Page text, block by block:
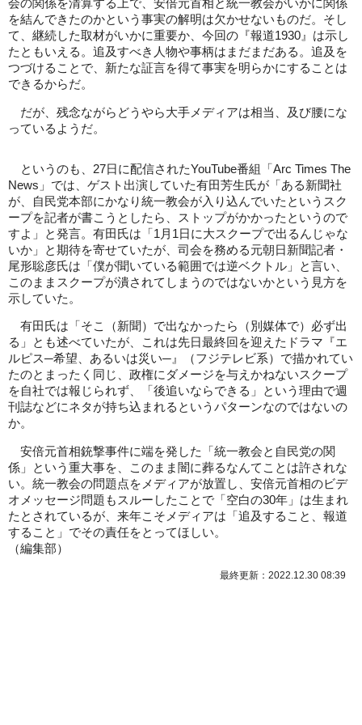
会の関係を清算する上で、安倍元首相と統一教会がいかに関係
を結んできたのかという事実の解明は欠かせないものだ。そし
て、継続した取材がいかに重要か、今回の『報道1930』は示し
たともいえる。追及すべき人物や事柄はまだまだある。追及を
つづけることで、新たな証言を得て事実を明らかにすることは
できるからだ。
だが、残念ながらどうやら大手メディアは相当、及び腰にな
っているようだ。
というのも、27日に配信されたYouTube番組「Arc Times The
News」では、ゲスト出演していた有田芳生氏が「ある新聞社
が、自民党本部にかなり統一教会が入り込んでいたというスク
ープを記者が書こうとしたら、ストップがかかったというので
すよ」と発言。有田氏は「1月1日に大スクープで出るんじゃな
いか」と期待を寄せていたが、司会を務める元朝日新聞記者・
尾形聡彦氏は「僕が聞いている範囲では逆ベクトル」と言い、
このままスクープが潰されてしまうのではないかという見方を
示していた。
有田氏は「そこ（新聞）で出なかったら（別媒体で）必ず出
る」とも述べていたが、これは先日最終回を迎えたドラマ『エ
ルピス─希望、あるいは災い─』（フジテレビ系）で描かれてい
たのとまったく同じ、政権にダメージを与えかねないスクープ
を自社では報じられず、「後追いならできる」という理由で週
刊誌などにネタが持ち込まれるというパターンなのではないの
か。
安倍元首相銃撃事件に端を発した「統一教会と自民党の関
係」という重大事を、このまま闇に葬るなんてことは許されな
い。統一教会の問題点をメディアが放置し、安倍元首相のビデ
オメッセージ問題もスルーしたことで「空白の30年」は生まれ
たとされているが、来年こそメディアは「追及すること、報道
すること」でその責任をとってほしい。
（編集部）
最終更新：2022.12.30 08:39